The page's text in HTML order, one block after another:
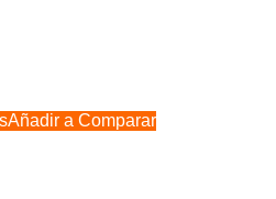
Añadir a Comparar